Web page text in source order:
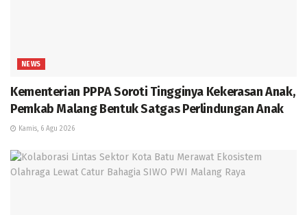
NEWS
Kementerian PPPA Soroti Tingginya Kekerasan Anak,
Pemkab Malang Bentuk Satgas Perlindungan Anak
Kamis, 6 Agu 2026